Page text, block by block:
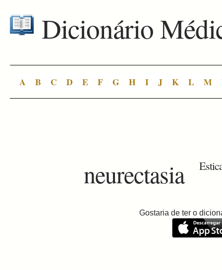
Dicionário
A B C D E F G H I J K L M
neurectasia
Gostaria de ter o